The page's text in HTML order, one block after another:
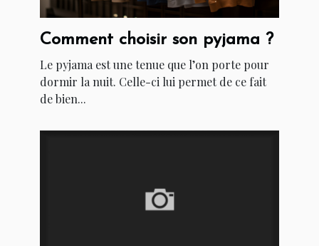
Comment choisir son pyjama ?
Le pyjama est une tenue que l’on porte pour
dormir la nuit. Celle-ci lui permet de ce fait
de bien...